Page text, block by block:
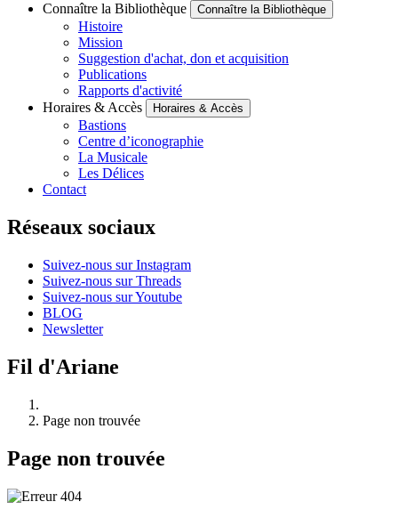
Connaître la Bibliothèque Connaître la Bibliothèque
Histoire
Mission
Suggestion d'achat, don et acquisition
Publications
Rapports d'activité
Horaires & Accès
Horaires & Accès
Bastions
Centre d’iconographie
La Musicale
Les Délices
Contact
Réseaux sociaux
Suivez-nous sur Instagram
Suivez-nous sur Threads
Suivez-nous sur Youtube
BLOG
Newsletter
Fil d'Ariane
Page non trouvée
Page non trouvée